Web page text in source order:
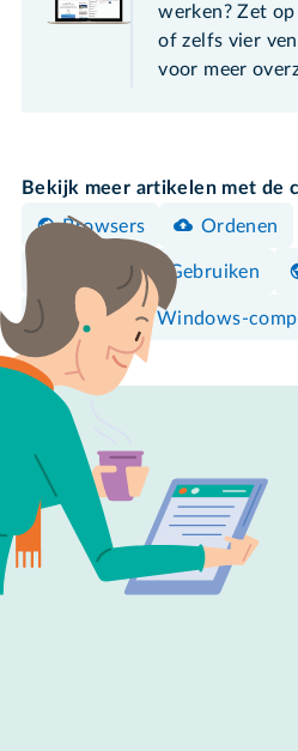
werken? Zet
of zelfs vier
voor meer
Bekijk meer artikelen met de
Browsers
Ordenen
Bedienen & Gebruiken
Mac Windows-